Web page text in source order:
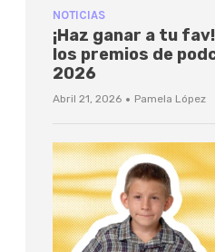
NOTICIAS
¡Haz ganar a tu
los premios de
2026
Abril 21, 2026 · Pamela López